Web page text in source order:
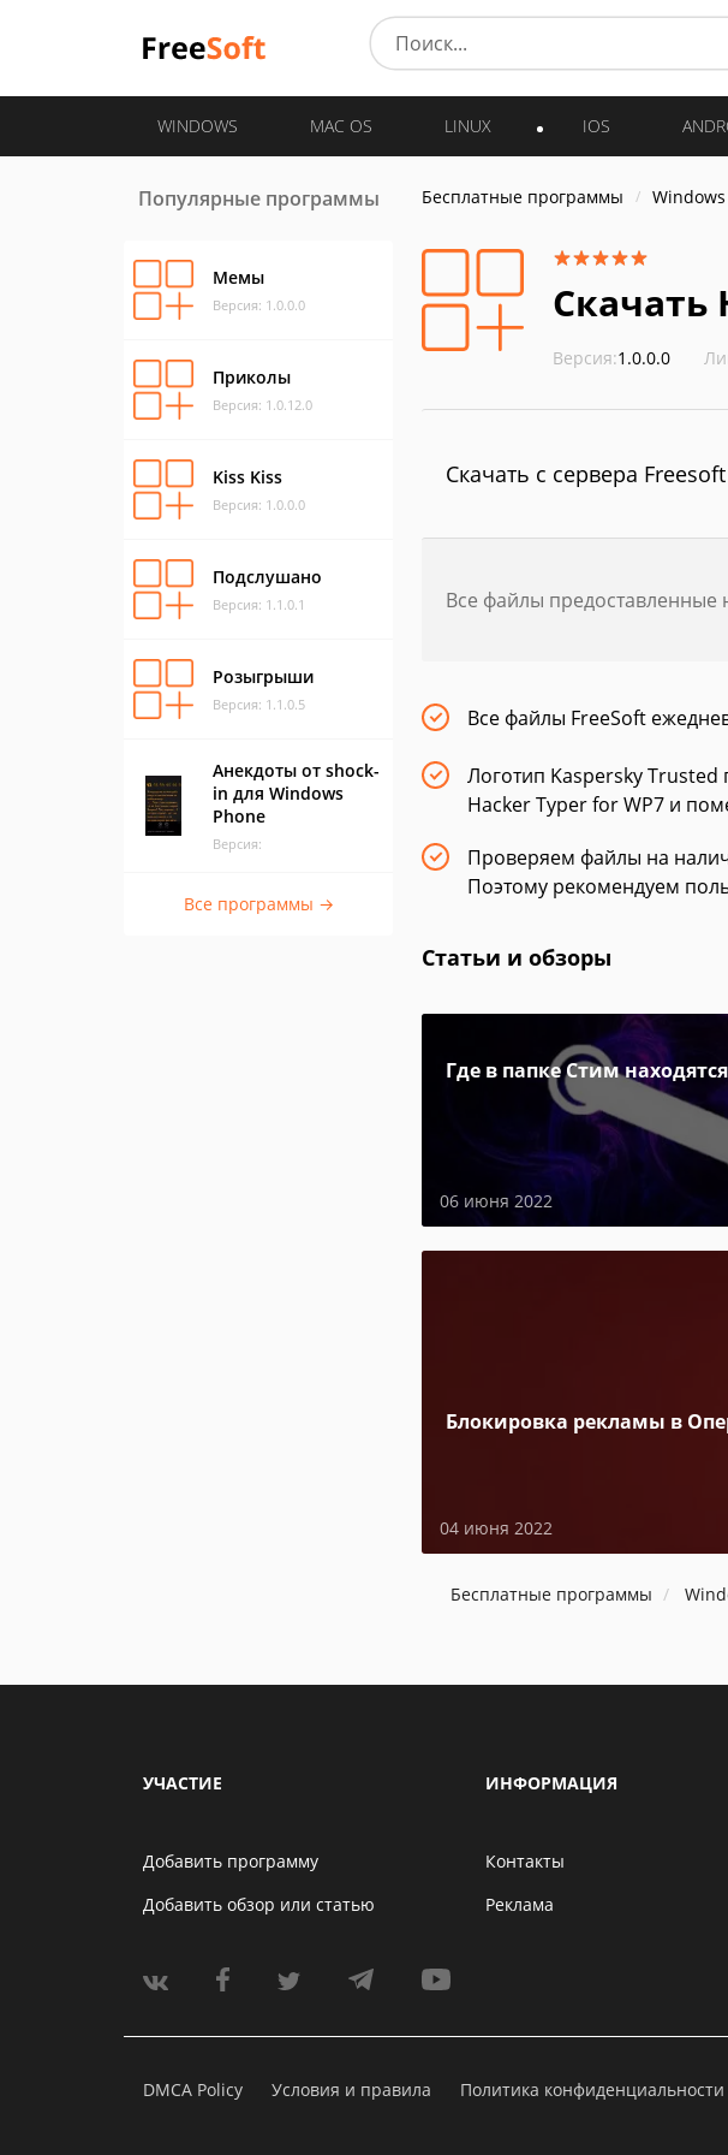
WINDOWS MAC OS LINUX IOS
Популярные программы
Мемы
Версия: 1.0.0.0
Приколы
Версия: 1.0.12.0
Kiss Kiss
Версия: 1.0.0.0
Подслушано
Версия: 1.1.0.1
Розыгрыши
Версия: 1.1.0.5
Анекдоты от shock-
in для Windows
Phone
Версия:
Все программы →
Бесплатные программы
Скачать
Версия:1.0.0.0
Скачать с сервера
Все файлы
Все файлы FreeSoft
Логотип Kaspersky Trusted
Hacker Typer for WP7 и
Проверяем файлы на
Поэтому рекомендуем
Статьи и обзоры
Где в папке Стим
06 июня 2022
Блокировка рекламы в
04 июня 2022
Бесплатные программы
УЧАСТИЕ
Добавить программу
Добавить обзор или статью
ИНФОРМАЦИЯ
Контакты
Реклама
DMCA Policy Условия и правила
Политика конфиденциальности